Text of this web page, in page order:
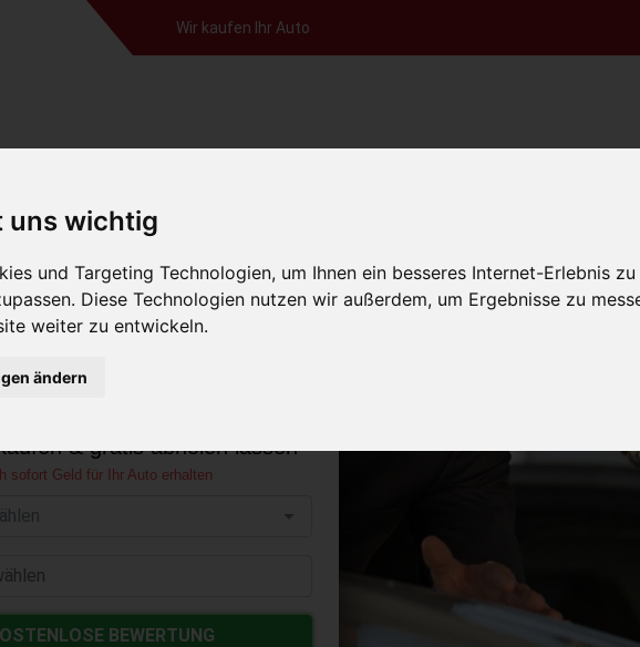
uns wichtig
und Targeting Technologien, um Ihnen ein besseres Internet-Erlebnis
Diese Technologien nutzen wir außerdem, um Ergebnisse zu
weiter zu entwickeln.
ändern
Wir kaufen Ihr Auto
HOME KONTAKT ÜBER UNS
in Wildau Brandenburg
& gratis abholen lassen
sofort Geld für Ihr Auto erhalten
BEWERTUNG